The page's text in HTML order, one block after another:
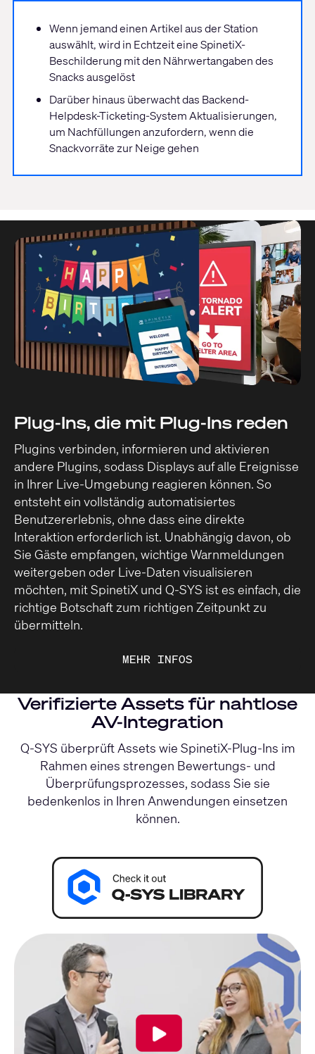
Wenn jemand einen Artikel aus der Station
auswählt, wird in Echtzeit eine SpinetiX-
Beschilderung mit den Nährwertangaben des
Snacks ausgelöst
Darüber hinaus überwacht das Backend-
Helpdesk-Ticketing-System Aktualisierungen,
um Nachfüllungen anzufordern, wenn die
Snackvorräte zur Neige gehen
Plug-Ins, die mit Plug-Ins reden
Plugins verbinden, informieren und aktivieren
andere Plugins, sodass Displays auf alle Ereignisse
in Ihrer Live-Umgebung reagieren können. So
entsteht ein vollständig automatisiertes
Benutzererlebnis, ohne dass eine direkte
Interaktion erforderlich ist. Unabhängig davon, ob
Sie Gäste empfangen, wichtige Warnmeldungen
weitergeben oder Live-Daten visualisieren
möchten, mit SpinetiX und Q-SYS ist es einfach, die
richtige Botschaft zum richtigen Zeitpunkt zu
übermitteln.
MEHR INFOS
Verifizierte Assets für nahtlose
AV-Integration
Q-SYS überprüft Assets wie SpinetiX-Plug-Ins im
Rahmen eines strengen Bewertungs- und
Überprüfungsprozesses, sodass Sie sie
bedenkenlos in Ihren Anwendungen einsetzen
können.